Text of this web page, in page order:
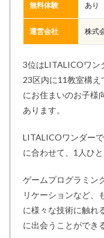
無料体験 あり
運営会社 株式
3位はLITALICOワン
23区内に11教室構
にお住まいのお子様
あります。
LITALICOワンダー
に合わせて、1人ひ
ゲームプログラミン
リケーションなど、
に様々な技術に触れ
に出会うことができ